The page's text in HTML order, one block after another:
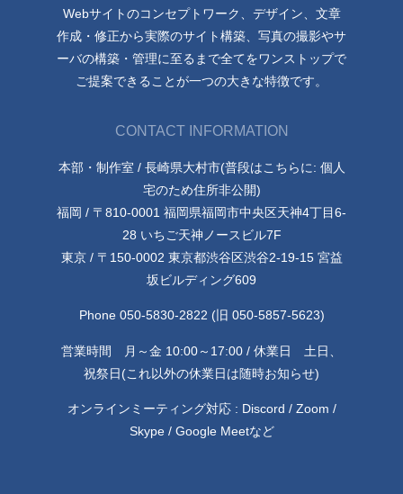
Webサイトのコンセプトワーク、デザイン、文章
作成・修正から実際のサイト構築、写真の撮影やサ
ーバの構築・管理に至るまで全てをワンストップで
ご提案できることが一つの大きな特徴です。
CONTACT INFORMATION
本部・制作室 / 長崎県大村市(普段はこちらに: 個人
宅のため住所非公開)
福岡 / 〒810-0001 福岡県福岡市中央区天神4丁目6-
28 いちご天神ノースビル7F
東京 / 〒150-0002 東京都渋谷区渋谷2-19-15 宮益
坂ビルディング609
Phone 050-5830-2822 (旧 050-5857-5623)
営業時間 月～金 10:00～17:00 / 休業日 土日、
祝祭日(これ以外の休業日は随時お知らせ)
オンラインミーティング対応 : Discord / Zoom /
Skype / Google Meetなど